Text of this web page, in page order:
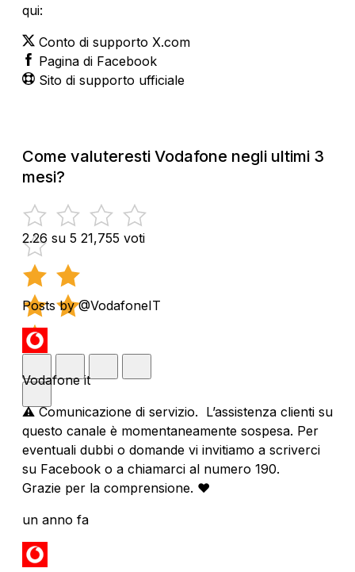
qui:
Conto di supporto X.com
Pagina di Facebook
Sito di supporto ufficiale
Come valuteresti Vodafone negli ultimi 3
mesi?
2.26 su 5 21,755 voti
Posts by @VodafoneIT
Vodafone it
⚠️ Comunicazione di servizio. L’assistenza clienti su
questo canale è momentaneamente sospesa. Per
eventuali dubbi o domande vi invitiamo a scriverci
su Facebook o a chiamarci al numero 190.
Grazie per la comprensione. ❤️
un anno fa